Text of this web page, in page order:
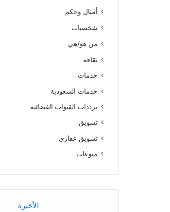
أمثال وحكم
شخصيات
من هو/هي
ثقافة
خدمات
خدمات السعودية
ترددات القنوات الفضائية
تسويق
تسويق عقاري
منوعات
الأخيرة